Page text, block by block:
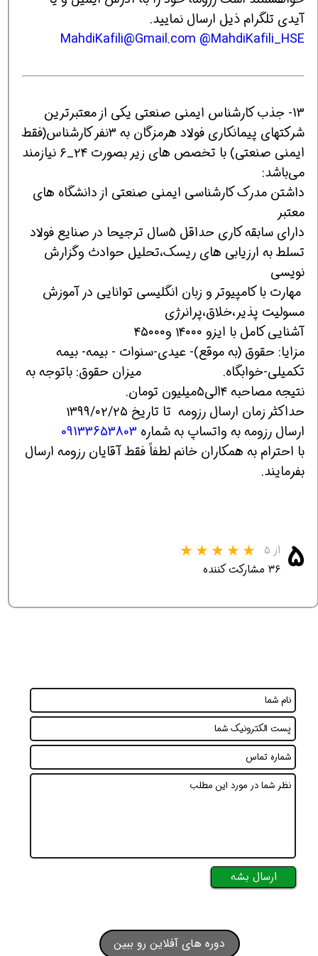
آیدی تلگرام ذیل ارسال نمایید.
MahdiKafili@Gmail.com @MahdiKafili_HSE
13- جذب کارشناس ایمنی صنعتی یکی از معتبرترین
شرکتهای پیمانکاری فولاد هرمزگان به ۳نفر کارشناس(فقط
ایمنی صنعتی) با تخصص های زیر بصورت ۲۴_۶ نیازمند
می‌باشد:
داشتن مدرک کارشناسی ایمنی صنعتی از دانشگاه های
معتبر
دارای سابقه کاری حداقل ۵سال ترجیحا در صنایع فولاد
تسلط به ارزیابی های ریسک،تحلیل حوادث وگزارش
نویسی
مهارت با کامپیوتر و زبان انگلیسی توانایی در آموزش
مسولیت پذیر،خلاق،پرانرژی
آشنایی کامل با ایزو ۱۴۰۰۰ و۴۵۰۰۰
مزایا: حقوق (به موقع)- عیدی-سنوات - بیمه- بیمه
تکمیلی-خوابگاه. میزان حقوق: باتوجه به
نتیجه مصاحبه ۴الی۵میلیون تومان.
حداکثر زمان ارسال رزومه تا تاریخ ۱۳۹۹/۰۲/۲۵
ارسال رزومه به واتساپ به شماره 09133653803
با احترام به همکاران خانم لطفاً فقط آقایان رزومه ارسال
بفرمایند.
۵ از ۵
۳۶ مشارکت کننده
ارسال بشه
دوره های آفلاین رو ببین